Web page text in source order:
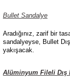
Bullet Sandalye
Aradığınız, zarif bir
sandalyeyse, Bullet
yakışacak.
Alüminyum Fileli Dış